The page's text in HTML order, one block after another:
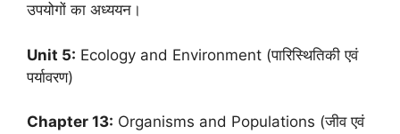
उपयोगों का अध्ययन।
Unit 5: Ecology and Environment (पारिस्थितिकी एवं
पर्यावरण)
Chapter 13: Organisms and Populations (जीव एवं